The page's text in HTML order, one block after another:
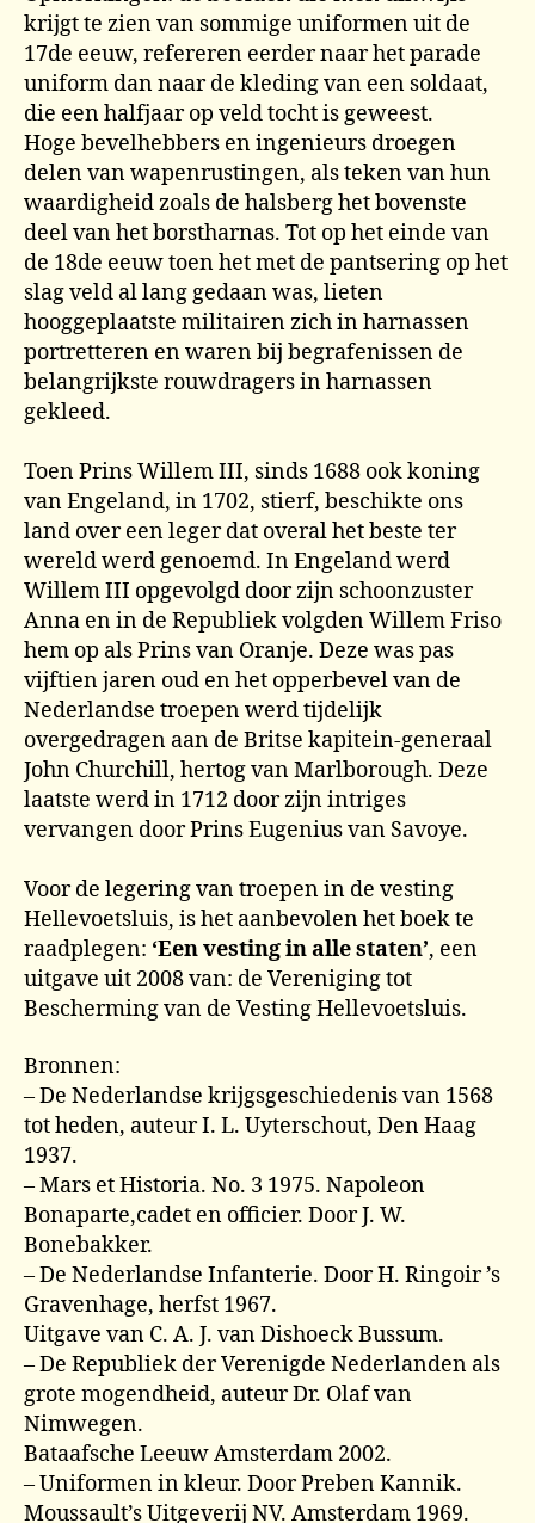
krijgt te zien van sommige uniformen uit de
17de eeuw, refereren eerder naar het parade
uniform dan naar de kleding van een soldaat,
die een halfjaar op veld tocht is geweest.
Hoge bevelhebbers en ingenieurs droegen
delen van wapenrustingen, als teken van hun
waardigheid zoals de halsberg het bovenste
deel van het borstharnas. Tot op het einde van
de 18de eeuw toen het met de pantsering op het
slag veld al lang gedaan was, lieten
hooggeplaatste militairen zich in harnassen
portretteren en waren bij begrafenissen de
belangrijkste rouwdragers in harnassen
gekleed.
Toen Prins Willem III, sinds 1688 ook koning
van Engeland, in 1702, stierf, beschikte ons
land over een leger dat overal het beste ter
wereld werd genoemd. In Engeland werd
Willem III opgevolgd door zijn schoonzuster
Anna en in de Republiek volgden Willem Friso
hem op als Prins van Oranje. Deze was pas
vijftien jaren oud en het opperbevel van de
Nederlandse troepen werd tijdelijk
overgedragen aan de Britse kapitein-generaal
John Churchill, hertog van Marlborough. Deze
laatste werd in 1712 door zijn intriges
vervangen door Prins Eugenius van Savoye.
Voor de legering van troepen in de vesting
Hellevoetsluis, is het aanbevolen het boek te
raadplegen: ‘Een vesting in alle staten’, een
uitgave uit 2008 van: de Vereniging tot
Bescherming van de Vesting Hellevoetsluis.
Bronnen:
– De Nederlandse krijgsgeschiedenis van 1568
tot heden, auteur I. L. Uyterschout, Den Haag
1937.
– Mars et Historia. No. 3 1975. Napoleon
Bonaparte,cadet en officier. Door J. W.
Bonebakker.
– De Nederlandse Infanterie. Door H. Ringoir ’s
Gravenhage, herfst 1967.
Uitgave van C. A. J. van Dishoeck Bussum.
– De Republiek der Verenigde Nederlanden als
grote mogendheid, auteur Dr. Olaf van
Nimwegen.
Bataafsche Leeuw Amsterdam 2002.
– Uniformen in kleur. Door Preben Kannik.
Moussault’s Uitgeverij NV. Amsterdam 1969.